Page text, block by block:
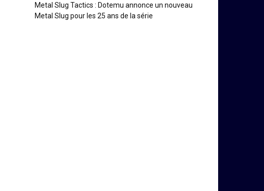
Metal Slug Tactics : Dotemu annonce un nouveau
Metal Slug pour les 25 ans de la série